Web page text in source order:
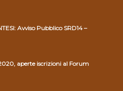
Avviso Pubblico SRD14 –
aperte iscrizioni al Forum